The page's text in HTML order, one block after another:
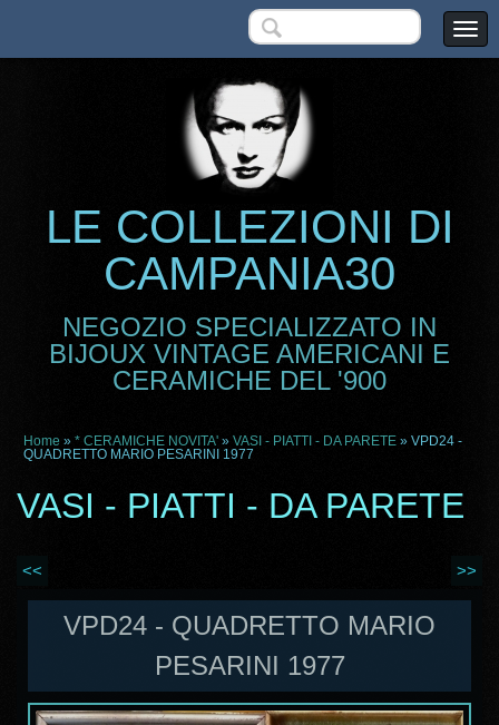
LE COLLEZIONI DI
CAMPANIA30
NEGOZIO SPECIALIZZATO IN
BIJOUX VINTAGE AMERICANI E
CERAMICHE DEL '900
Home » * CERAMICHE NOVITA' » VASI - PIATTI - DA PARETE » VPD24 -
QUADRETTO MARIO PESARINI 1977
VASI - PIATTI - DA PARETE
<< >>
VPD24 - QUADRETTO MARIO
PESARINI 1977